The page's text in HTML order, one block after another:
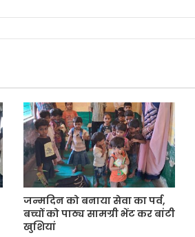
जन्मदिन को बनाया सेवा का पर्व,
बच्चों को पाठ्य सामग्री भेंट कर बांटी
खुशियां